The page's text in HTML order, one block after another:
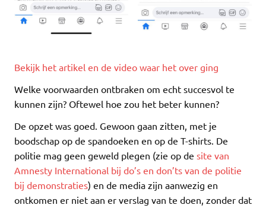
Bekijk het artikel en de video waar het over ging
Welke voorwaarden ontbraken om echt succesvol te
kunnen zijn? Oftewel hoe zou het beter kunnen?
De opzet was goed. Gewoon gaan zitten, met je
boodschap op de spandoeken en op de T-shirts. De
politie mag geen geweld plegen (zie op de site van
Amnesty International bij do’s en don’ts van de politie
bij demonstraties) en de media zijn aanwezig en
ontkomen er niet aan er verslag van te doen, zonder dat